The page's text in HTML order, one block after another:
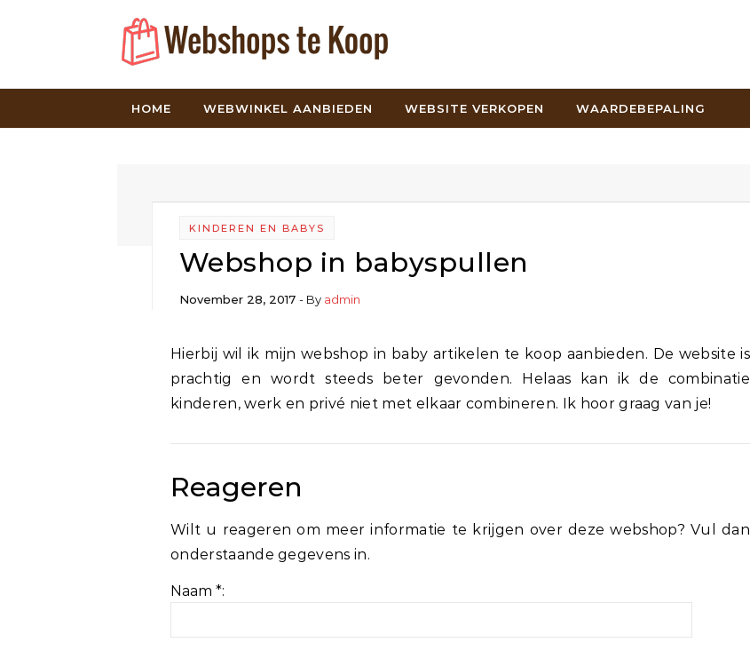
HOME WEBWINKEL AANBIEDEN WEBSITE VERKOPEN WAARDEBEPALING
KINDEREN EN BABYS
Webshop in babyspullen
November 28, 2017 - By admin
Hierbij wil ik mijn webshop in baby artikelen te koop aanbieden. De website is
prachtig en wordt steeds beter gevonden. Helaas kan ik de combinatie
kinderen, werk en privé niet met elkaar combineren. Ik hoor graag van je!
Reageren
Wilt u reageren om meer informatie te krijgen over deze webshop? Vul dan
onderstaande gegevens in.
Naam *: